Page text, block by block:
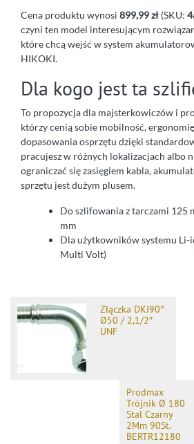
Cena produktu wynosi 899,99 zł (SKU:
czyni ten model interesującym
które chcą wejść w system
HIKOKI.
Dla kogo jest ta
To propozycja dla majsterkowiczów i
którzy cenią sobie mobilność,
dopasowania osprzętu dzięki
pracujesz w różnych lokalizacjach albo
ograniczać się zasięgiem kabla,
sprzętu jest dużym plusem.
Do szlifowania z tarczami 125
mm
Dla użytkowników systemu Li-
Multi Volt)
Złączka DKJ90°
Ø50 / 2,1/2″
UNF
Prodmax
Trójnik Ø 180
Stal Czarny
2Mm 90St.
BERTR12180